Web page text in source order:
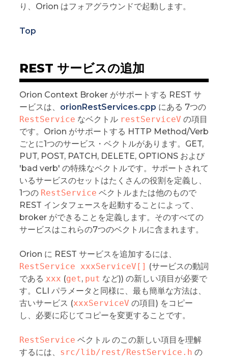
り、Orion はフォアグラウンドで起動します。
Top
REST サービスの追加
Orion Context Broker がサポートする REST サ
ービスは、 orionRestServices.cpp にある 7つの
RestService なベクトル restServiceV の項目
です。Orion がサポートする HTTP Method/Verb
ごとに1つのサービス・ベクトルがあります。GET,
PUT, POST, PATCH, DELETE, OPTIONS および
'bad verb' の特殊なベクトルです。サポートされて
いるサービスのセットはたくさんの役割を定義し、
1つの RestService ベクトルまたは他のもので
REST インタフェースを起動することによって、
broker ができることを定義します。そのすべての
サービスはこれらの7つのベクトルに含まれます。
Orion に REST サービスを追加するには、
RestService xxxServiceV[] (サービスの動詞
である xxx (get, put など)) の新しい項目が必要で
す。CLI パラメータと同様に、最も簡単な方法は、
古いサービス (xxxServiceV の項目) をコピー
し、必要に応じてコピーを変更することです。
RestService ベクトル のこの新しい項目を理解
するには、 src/lib/rest/RestService.h の